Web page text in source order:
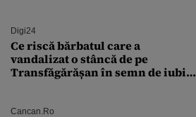
Digi24
Ce riscă bărbatul care a
vandalizat o stâncă de pe
Transfăgărășan în semn de iubire
Cancan.ro